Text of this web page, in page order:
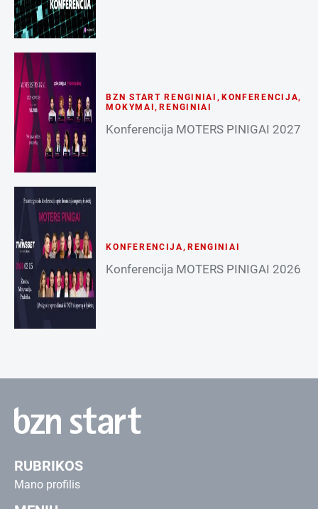
BZN START RENGINIAI , KONFERENCIJA,
MOKYMAI ,RENGINIAI
Konferencija MOTERS PINIGAI 2027
KONFERENCIJA, RENGINIAI
Konferencija MOTERS PINIGAI 2026
RUBRIKOS
Mano profilis